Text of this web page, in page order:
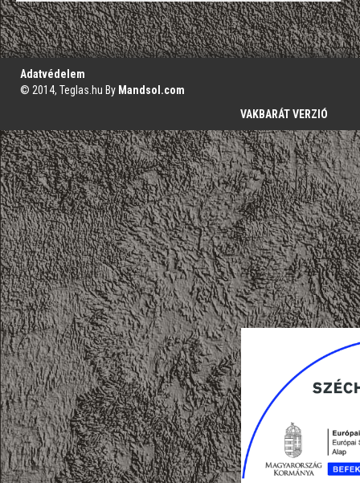
';
Adatvédelem
© 2014, Teglas.hu By Mandsol.com
VAKBARÁT VERZIÓ